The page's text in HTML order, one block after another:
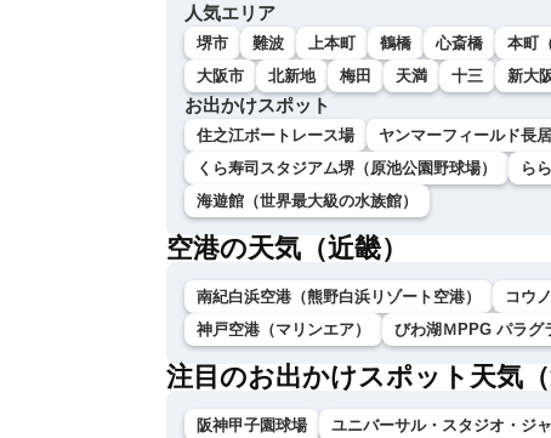
人気エリア
堺市 難波 上本町 鶴橋 心斎橋 本町
大阪市
北新地 梅田 天満 十三 新大
お出かけスポット
住之江ボートレース場 ヤンマーフィールド長居
くら寿司スタジアム堺（原池公園野球場）
ら
海遊館（世界最大級の水族館）
空港の天気（近畿）
南紀白浜空港（熊野白浜リゾート空港） コウ
神戸空港（マリンエア）
びわ湖ＭPPG パラグ
注目のお出かけスポット天気（
阪神甲子園球場 ユニバーサル・スタジオ・ジ